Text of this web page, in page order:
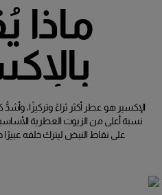
ماذا
الإكسير هو عطر أكثر ثراءً وتركيزًا،
نسبة أعلى من الزيوت العطرية
على نقاط النبض ليترك خلفه